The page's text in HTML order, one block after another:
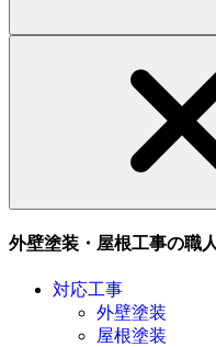
外壁塗装・屋根工事の職
対応工事
外壁塗装
屋根塗装